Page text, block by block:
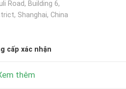
Road, Building 6,
Shanghai, China
cấp xác nhận
thêm